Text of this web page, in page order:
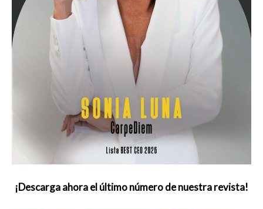
¡Descarga ahora el último número de nuestra revista!